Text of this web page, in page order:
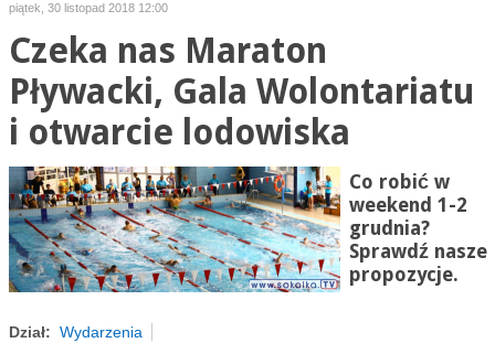
piątek, 30 listopad 2018 12:00
Czeka nas Maraton
Pływacki, Gala Wolontariatu
i otwarcie lodowiska
Co robić w
weekend 1-2
grudnia?
Sprawdź nasze
propozycje.
Dział: Wydarzenia